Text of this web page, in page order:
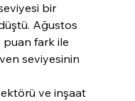
bir
Ağustos
puan fark ile
seviyesinin
ve inşaat